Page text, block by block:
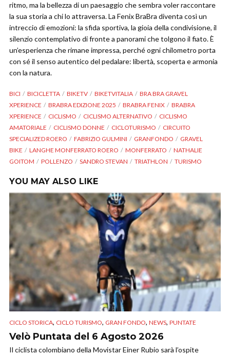
ritmo, ma la bellezza di un paesaggio che sembra voler raccontare
la sua storia a chi lo attraversa. La Fenix BraBra diventa così un
intreccio di emozioni: la sfida sportiva, la gioia della condivisione, il
silenzio contemplativo di fronte a panorami che tolgono il fiato. È
un’esperienza che rimane impressa, perché ogni chilometro porta
con sé il senso autentico del pedalare: libertà, scoperta e armonia
con la natura.
BICI BICICLETTA BIKETV BIKETVITALIA
BRA BRA GRAVEL
XPERIENCE
BRABRA EDIZIONE 2025 BRABRA FENIX
BRABRA
XPERIENCE
CICLISMO CICLISMO ALTERNATIVO
CICLISMO
AMATORIALE
CICLISMO DONNE CICLOTURISMO
CIRCUITO
SPECIALIZED ROERO
FABRIZIO GULMINI GRANFONDO
GRAVEL
BIKE
LANGHE MONFERRATO ROERO MONFERRATO
NATHALIE
GOITOM
POLLENZO SANDRO STEVAN TRIATHLON TURISMO
YOU MAY ALSO LIKE
CICLO STORICA, CICLO TURISMO, GRAN FONDO, NEWS, PUNTATE
Velò Puntata del 6 Agosto 2026
Il ciclista colombiano della Movistar Einer Rubio sarà l’ospite